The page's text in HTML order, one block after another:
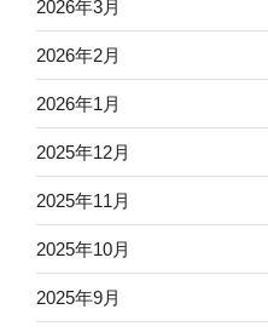
2026年3月
2026年2月
2026年1月
2025年12月
2025年11月
2025年10月
2025年9月